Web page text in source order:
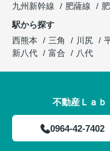
九州新幹線
肥薩線
駅から探す
西熊本
三角 川尻
新八代
富合 八代
不動産Ｌａｂ
0964-42-7402